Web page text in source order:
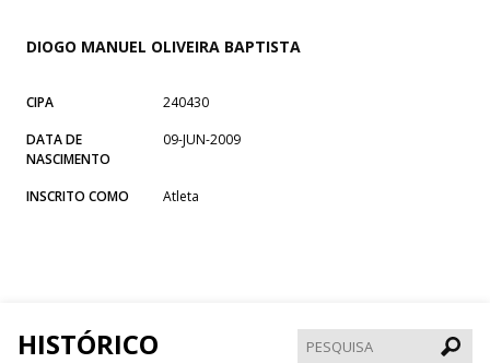
DIOGO MANUEL OLIVEIRA BAPTISTA
CIPA
240430
DATA DE
NASCIMENTO
09-JUN-2009
INSCRITO COMO Atleta
HISTÓRICO